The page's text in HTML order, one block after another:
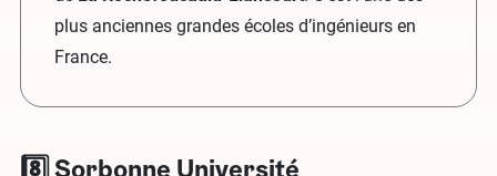
plus anciennes grandes écoles d’ingénieurs en
France.
8️⃣ Sorbonne Université